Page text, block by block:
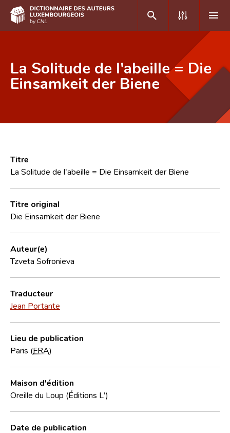
FR
Foire aux questions
CNL
Équipe scientifique
Contact
La Solitude de l'abeille = Die
Einsamkeit der Biene
Titre
La Solitude de l'abeille = Die Einsamkeit der Biene
Titre original
Die Einsamkeit der Biene
Auteur(e)
Tzveta Sofronieva
Traducteur
Jean Portante
Lieu de publication
Paris (FRA)
Maison d'édition
Oreille du Loup (Éditions L')
Date de publication